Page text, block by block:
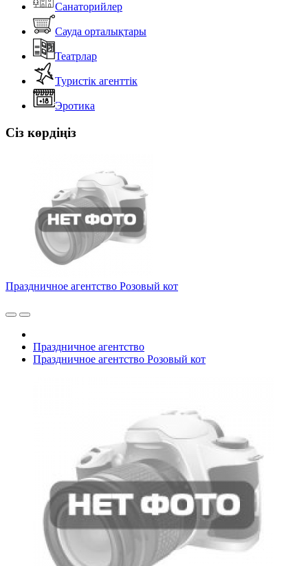
Санаторийлер
Сауда орталықтары
Театрлар
Туристік агенттік
Эротика
Сіз көрдіңіз
Праздничное агентство Розовый кот
Праздничное агентство
Праздничное агентство Розовый кот